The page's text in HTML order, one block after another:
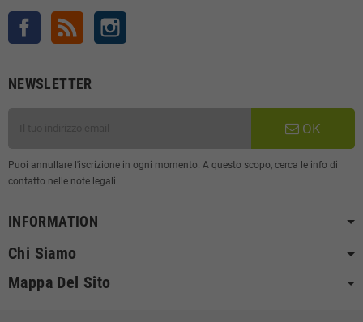
Facebook Rss
NEWSLETTER
OK
Puoi annullare l'iscrizione in ogni momento. A questo scopo, cerca le info di
contatto nelle note legali.
INFORMATION
Chi Siamo
Mappa Del Sito